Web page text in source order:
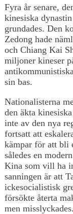
Fyra år senare,
kinesiska
grundades. Den
Zedong hade
och Chiang Kai
miljoner kineser
sin bas.
Nationalisterna
den äkta
inte av den nya
fortsatt att
kämpar för att bli
således en
Kina som vill ha
sanningen är att
ickesocialistisk
försökte återta
men misslyckades.